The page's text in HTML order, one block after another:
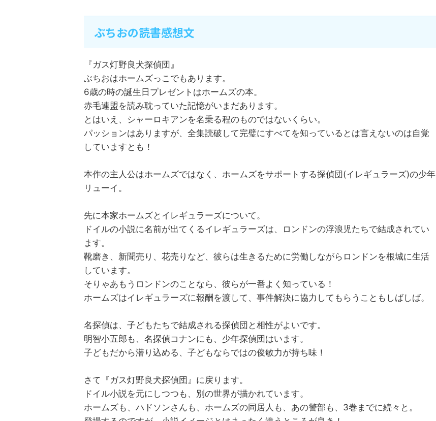
ぶちおの読書感想文
『ガス灯野良犬探偵団』
ぶちおはホームズっこでもあります。
6歳の時の誕生日プレゼントはホームズの本。
赤毛連盟を読み耽っていた記憶がいまだあります。
とはいえ、シャーロキアンを名乗る程のものではないくらい。
パッションはありますが、全集読破して完璧にすべてを知っているとは言えないのは自覚
していますとも！
本作の主人公はホームズではなく、ホームズをサポートする探偵団(イレギュラーズ)の少年
リューイ。
先に本家ホームズとイレギュラーズについて。
ドイルの小説に名前が出てくるイレギュラーズは、ロンドンの浮浪児たちで結成されてい
ます。
靴磨き、新聞売り、花売りなど、彼らは生きるために労働しながらロンドンを根城に生活
しています。
そりゃあもうロンドンのことなら、彼らが一番よく知っている！
ホームズはイレギュラーズに報酬を渡して、事件解決に協力してもらうこともしばしば。
名探偵は、子どもたちで結成される探偵団と相性がよいです。
明智小五郎も、名探偵コナンにも、少年探偵団はいます。
子どもだから潜り込める、子どもならではの俊敏力が持ち味！
さて『ガス灯野良犬探偵団』に戻ります。
ドイル小説を元にしつつも、別の世界が描かれています。
ホームズも、ハドソンさんも、ホームズの同居人も、あの警部も、3巻までに続々と。